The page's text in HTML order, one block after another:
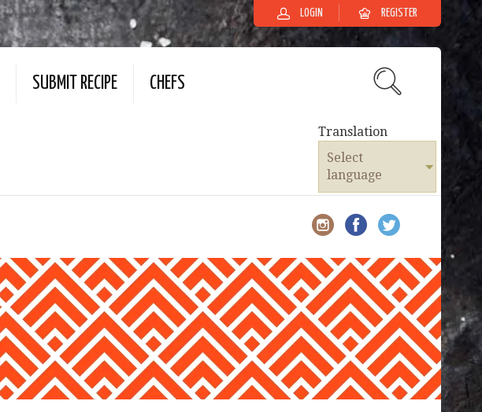
LOGIN REGISTER
SUBMIT RECIPE CHEFS
Translation
Select
language